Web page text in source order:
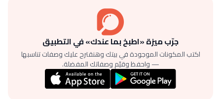
جرّب ميزة «اطبخ بما عندك» في التطبيق
اكتب المكونات الموجودة في بيتك وهنقترح عليك وصفات تناسبها
— واحفظ وقيّم وصفاتك المفضلة.